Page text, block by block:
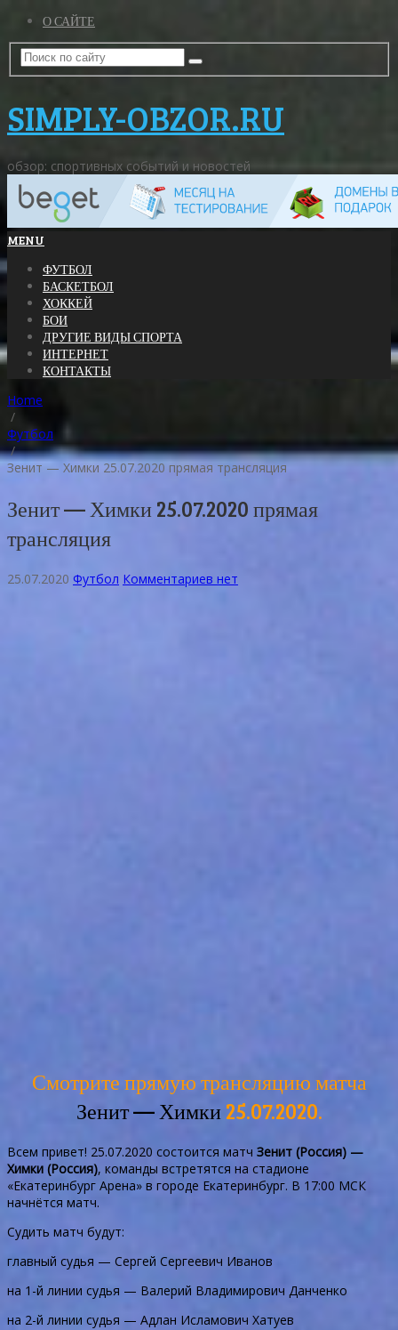
О САЙТЕ
SIMPLY-OBZOR.RU
обзор: спортивных событий и новостей
MENU
ФУТБОЛ
БАСКЕТБОЛ
ХОККЕЙ
БОИ
ДРУГИЕ ВИДЫ СПОРТА
ИНТЕРНЕТ
КОНТАКТЫ
Home
/
Футбол
/
Зенит — Химки 25.07.2020 прямая трансляция
Зенит — Химки 25.07.2020 прямая
трансляция
25.07.2020 Футбол Комментариев нет
Смотрите прямую трансляцию матча
Зенит — Химки25.07.2020.
Всем привет! 25.07.2020 состоится матч Зенит (Россия) —
Химки (Россия), команды встретятся на стадионе
«Екатеринбург Арена» в городе Екатеринбург. В 17:00 МСК
начнётся матч.
Судить матч будут:
главный судья — Сергей Сергеевич Иванов
на 1-й линии судья — Валерий Владимирович Данченко
на 2-й линии судья — Адлан Исламович Хатуев